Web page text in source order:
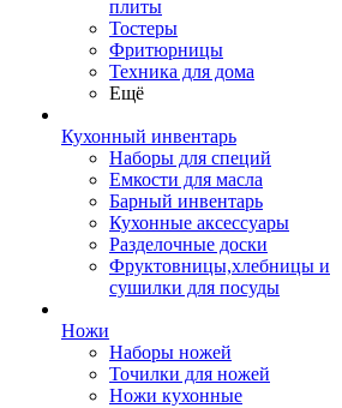
плиты
Тостеры
Фритюрницы
Техника для дома
Ещё
Кухонный инвентарь
Наборы для специй
Емкости для масла
Барный инвентарь
Кухонные аксессуары
Разделочные доски
Фруктовницы,хлебницы и
сушилки для посуды
Ножи
Наборы ножей
Точилки для ножей
Ножи кухонные